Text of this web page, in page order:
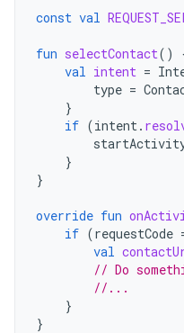
const val
fun selectContact()
val intent =
type =
}
if (intent.
}
}
override fun
if (requestCode
val
// Do
//...
}
}